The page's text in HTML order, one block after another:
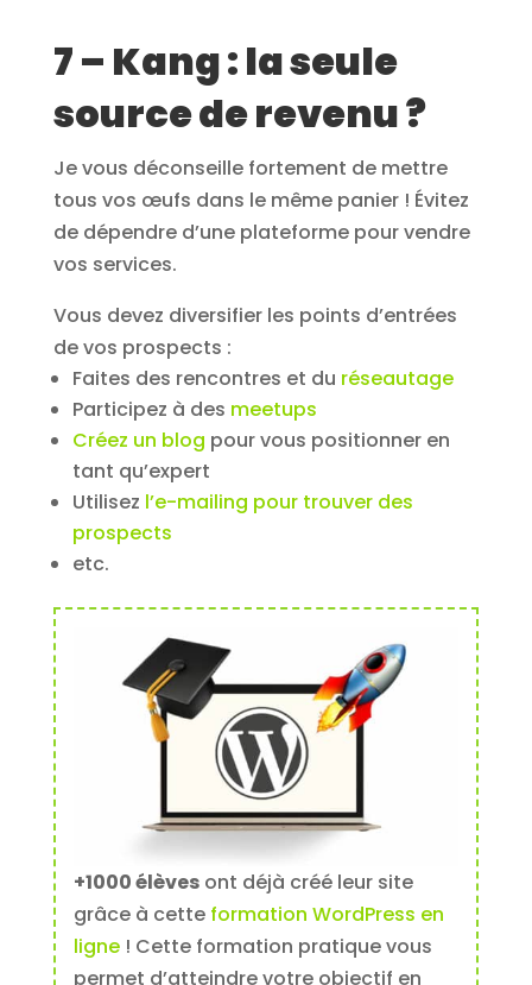
7 – Kang : la seule
source de revenu ?
Je vous déconseille fortement de mettre
tous vos œufs dans le même panier ! Évitez
de dépendre d’une plateforme pour vendre
vos services.
Vous devez diversifier les points d’entrées
de vos prospects :
Faites des rencontres et du réseautage
Participez à des meetups
Créez un blog pour vous positionner en
tant qu’expert
Utilisez l’e-mailing pour trouver des
prospects
etc.
+1000 élèvesont déjà créé leur site
grâce à cette formation WordPress en
ligne! Cette formation pratique vous
permet d’atteindre votre objectif en